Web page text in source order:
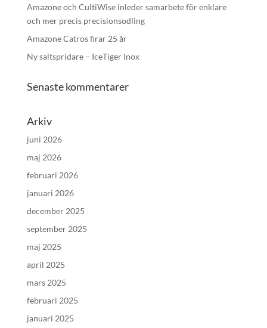
Amazone och CultiWise inleder samarbete för enklare
och mer precis precisionsodling
Amazone Catros firar 25 år
Ny saltspridare – IceTiger Inox
Senaste kommentarer
Arkiv
juni 2026
maj 2026
februari 2026
januari 2026
december 2025
september 2025
maj 2025
april 2025
mars 2025
februari 2025
januari 2025